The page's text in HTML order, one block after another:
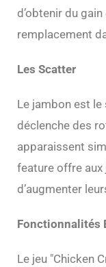
d’obtenir du
remplacement
Les Scatter
Le jambon est le
déclenche des
apparaissent
feature offre aux
d’augmenter
Fonctionnalités
Le jeu "Chicken